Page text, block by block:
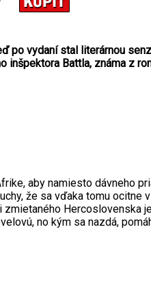
po vydaní stal literárnou
Battla, známa z
aby namiesto dávneho
že sa vďaka tomu ocitne
no kým sa nazdá,